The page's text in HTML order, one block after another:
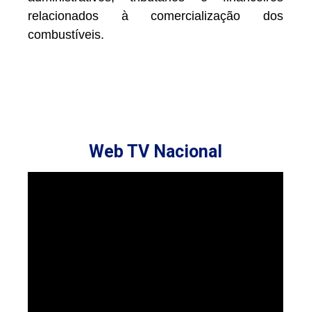
relacionados à comercialização dos
combustíveis.
Web TV Nacional